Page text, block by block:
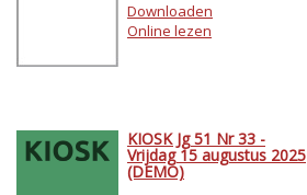
Downloaden
Online lezen
KIOSK Jg 51 Nr 33 -
Vrijdag 15 augustus 2025
(DEMO)